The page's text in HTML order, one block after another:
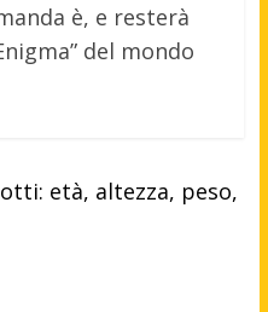
è, e resterà
del mondo
età, altezza, peso,